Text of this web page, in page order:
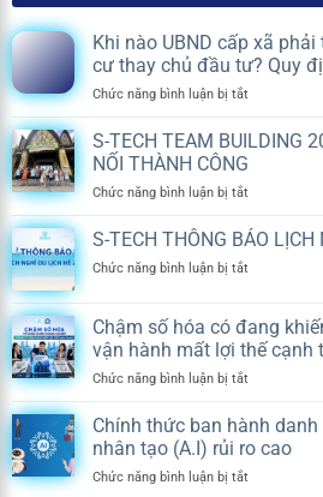
Khi nào UBND cấp xã
cư thay chủ đầu tư? Quy
Chức năng bình luận bị tắtở
nào
xã
tổ
hội
cư
thay
chủ
tư?
mới
S-TECH TEAM BUILDING
NỐI THÀNH CÔNG
Chức năng bình luận bị tắtở
TECH
BUILDING
KẾT
SỨC
MẠNH,
THÀNH
CÔNG
S-TECH THÔNG BÁO
Chức năng bình luận bị tắtở
THÔNG
BÁO
LỊCH
HÈ
2026
Chậm số hóa có đang
vận hành mất lợi thế cạnh
Chức năng bình luận bị tắtở
số
có
đang
Chính thức ban hành
nhân tạo (A.I) rủi ro cao
Chức năng bình luận bị tắtở